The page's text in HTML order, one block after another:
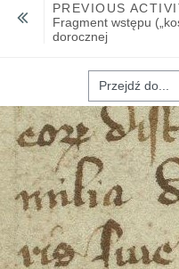
PREVIOUS
Fragment wstępu
dorocznej